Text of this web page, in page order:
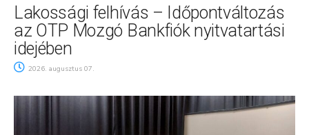
Lakossági felhívás – Időpontváltozás
az OTP Mozgó Bankfiók nyitvatartási
idejében
2026. augusztus 07.